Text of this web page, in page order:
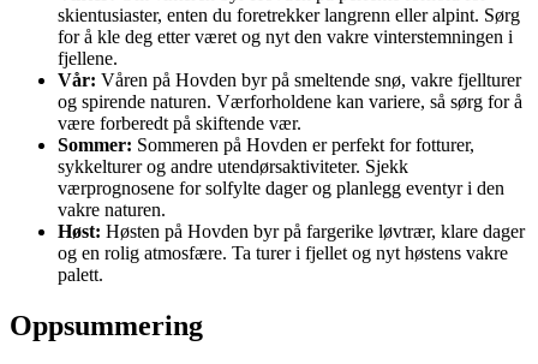
skientusiaster, enten du foretrekker langrenn eller alpint. Sørg
for å kle deg etter været og nyt den vakre vinterstemningen i
fjellene.
Vår: Våren på Hovden byr på smeltende snø, vakre fjellturer
og spirende naturen. Værforholdene kan variere, så sørg for å
være forberedt på skiftende vær.
Sommer: Sommeren på Hovden er perfekt for fotturer,
sykkelturer og andre utendørsaktiviteter. Sjekk
værprognosene for solfylte dager og planlegg eventyr i den
vakre naturen.
Høst: Høsten på Hovden byr på fargerike løvtrær, klare dager
og en rolig atmosfære. Ta turer i fjellet og nyt høstens vakre
palett.
Oppsummering